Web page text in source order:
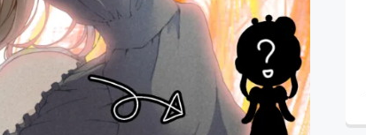
CAMPFIRE for Social Good CAMPFIRE Creation
CAMPFIREふるさと納税machi-ya コミュニティ